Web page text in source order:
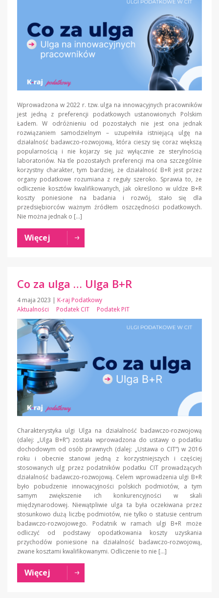
Wprowadzona w 2022 r. tzw. ulga na innowacyjnych pracowników
jest jedną z preferencji podatkowych ustanowionych Polskim
Ładem. W odróżnieniu od pozostałych nie jest ona jednak
rozwiązaniem samodzielnym – uzupełniła istniejącą ulgę na
działalność badawczo-rozwojową, która cieszy się coraz większą
popularnością i nie kojarzy się już wyłącznie ze sterylnością
laboratoriów. Na tle pozostałych preferencji ma ona szczególnie
korzystny charakter, tym bardziej, że działalność B+R jest przez
organy podatkowe rozumiana z reguły szeroko. Sprawia to, że
odliczenie kosztów kwalifikowanych, jak określono w uldze B+R
koszty poniesione na badania i rozwój, stało się dla
przedsiębiorców ważnym źródłem oszczędności podatkowych.
Nie można jednak o […]
Więcej
Co za ulga … Ulga B+R
4 maja 2023 | K-raj Podatkowy
Aktualności
Podatek CIT Podatek PIT
Charakterystyka ulgi Ulga na działalność badawczo-rozwojową
(dalej: „Ulga B+R”) została wprowadzona do ustawy o podatku
dochodowym od osób prawnych (dalej: „Ustawa o CIT”) w 2016
roku i obecnie stanowi jedną z korzystniejszych i częściej
stosowanych ulg przez podatników podatku CIT prowadzących
działalność badawczo-rozwojową. Celem wprowadzenia ulgi B+R
było pobudzenie innowacyjności polskich podmiotów, a tym
samym zwiększenie ich konkurencyjności w skali
międzynarodowej. Niewątpliwie ulga ta była oczekiwana przez
stosunkowo dużą liczbę podmiotów, nie tylko o statusie centrum
badawczo-rozwojowego. Podatnik w ramach ulgi B+R może
odliczyć od podstawy opodatkowania koszty uzyskania
przychodów poniesione na działalność badawczo-rozwojową,
zwane kosztami kwalifikowanymi. Odliczenie to nie […]
Więcej